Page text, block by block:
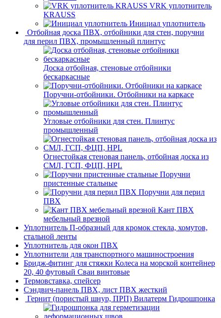
VRK уплотнитель
KRAUSS
Инициал уплотнитель
Отбойная доска ПВХ, отбойники для стен, поручни
для перил ПВХ, промышленный плинтус
Доска отбойная, стеновые отбойники
бескаркасные
Поручни-отбойники. Отбойники на каркасе
Угловые отбойники для стен. Плинтус
промышленный
Огнестойкая стеновая панель, отбойная доска из
СМЛ, ГСП, ФЦП, HPL
Поручни
пристенные стальные
Поручни для перил
ПВХ
Кант ПВХ
мебельный врезной
Уплотнитель П-образный для кромок стекла, хомутов,
стальной ленты
Уплотнитель для окон ПВХ
Уплотнители для транспортного машиностроения
Бридж-фитинг для стяжки Колеса на морской контейнер
20, 40 футовый Сваи винтовые
Термовставка, спейсер
Сэндвич-панель ПВХ, лист ПВХ жесткий
Гернит (пористый шнур, ПРП) Вилатерм Гидрошпонка